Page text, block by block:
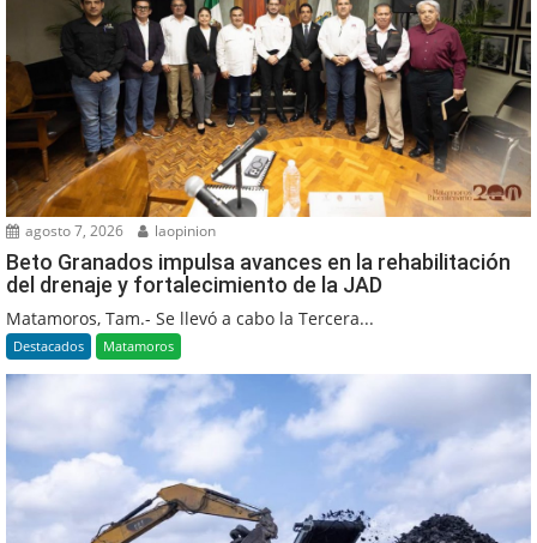
agosto 7, 2026 laopinion
Beto Granados impulsa avances en la rehabilitación
del drenaje y fortalecimiento de la JAD
Matamoros, Tam.- Se llevó a cabo la Tercera...
Destacados Matamoros